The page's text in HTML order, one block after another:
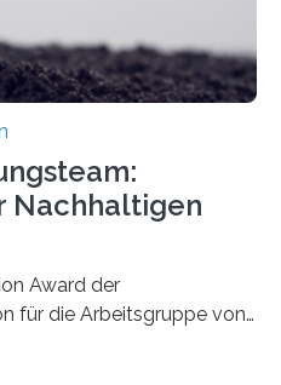
Nachhaltigen
Award der
für die Arbeitsgruppe von
Insekten spielen eine